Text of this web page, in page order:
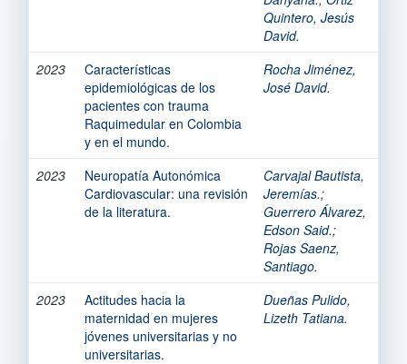
Quintero, Jesús
David.
2023
Características
epidemiológicas de los
pacientes con trauma
Raquimedular en Colombia
y en el mundo.
Rocha Jiménez,
José David.
2023
Neuropatía Autonómica
Cardiovascular: una revisión
de la literatura.
Carvajal Bautista,
Jeremías.;
Guerrero Álvarez,
Edson Said.;
Rojas Saenz,
Santiago.
2023
Actitudes hacia la
maternidad en mujeres
jóvenes universitarias y no
universitarias.
Dueñas Pulido,
Lizeth Tatiana.